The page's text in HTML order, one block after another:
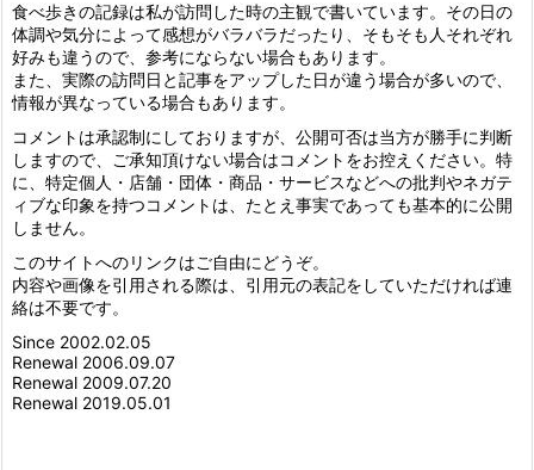
食べ歩きの記録は私が訪問した時の主観で書いています。その日の
体調や気分によって感想がバラバラだったり、そもそも人それぞれ
好みも違うので、参考にならない場合もあります。
また、実際の訪問日と記事をアップした日が違う場合が多いので、
情報が異なっている場合もあります。
コメントは承認制にしておりますが、公開可否は当方が勝手に判断
しますので、ご承知頂けない場合はコメントをお控えください。特
に、特定個人・店舗・団体・商品・サービスなどへの批判やネガテ
ィブな印象を持つコメントは、たとえ事実であっても基本的に公開
しません。
このサイトへのリンクはご自由にどうぞ。
内容や画像を引用される際は、引用元の表記をしていただければ連
絡は不要です。
Since 2002.02.05
Renewal 2006.09.07
Renewal 2009.07.20
Renewal 2019.05.01